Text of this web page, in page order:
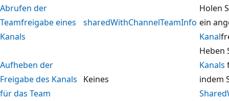
Abrufen der
Teamfreigabe eines
Kanals
sharedWithChannelTeamInfo
Holen
ein
Kanal
Aufheben der
Freigabe des Kanals
für das Team
Keines
Heben
Kanals
indem